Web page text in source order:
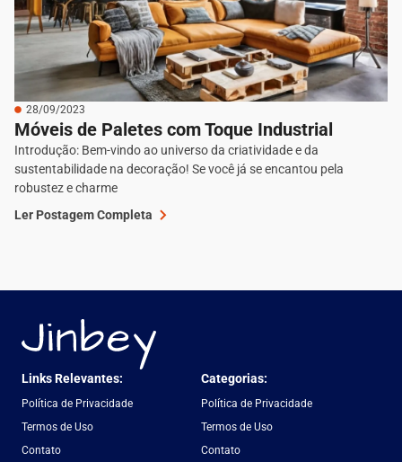
28/09/2023
Móveis de Paletes com Toque Industrial
Introdução: Bem-vindo ao universo da criatividade e da
sustentabilidade na decoração! Se você já se encantou pela
robustez e charme
Ler Postagem Completa
Links Relevantes:
Política de Privacidade
Termos de Uso
Contato
Categorias:
Política de Privacidade
Termos de Uso
Contato